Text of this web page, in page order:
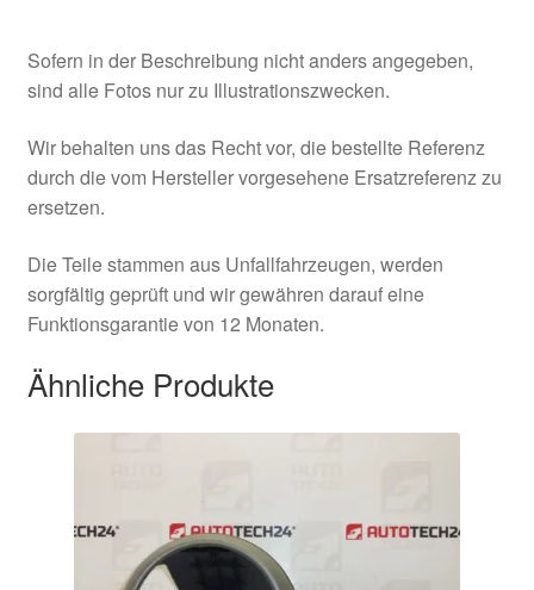
Sofern in der Beschreibung nicht anders angegeben,
sind alle Fotos nur zu Illustrationszwecken.
Wir behalten uns das Recht vor, die bestellte Referenz
durch die vom Hersteller vorgesehene Ersatzreferenz zu
ersetzen.
Die Teile stammen aus Unfallfahrzeugen, werden
sorgfältig geprüft und wir gewähren darauf eine
Funktionsgarantie von 12 Monaten.
Ähnliche Produkte